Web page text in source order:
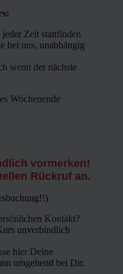
Zeit stattfinden
bei uns, unabhängig
wenn der nächste
Wochenende
vormerken!
Rückruf an.
Kontakt?
unverbindlich
hier Deine
umgehend bei Dir.